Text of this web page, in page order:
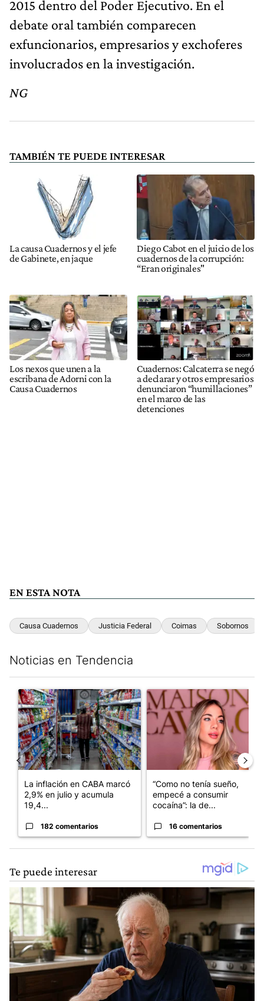
2015 dentro del Poder Ejecutivo. En el
debate oral también comparecen
exfuncionarios, empresarios y exchoferes
involucrados en la investigación.
NG
TAMBIÉN TE PUEDE INTERESAR
La causa Cuadernos y el jefe
de Gabinete, en jaque
Diego Cabot en el juicio de los
cuadernos de la corrupción:
“Eran originales"
Los nexos que unen a la
escribana de Adorni con la
Causa Cuadernos
Cuadernos: Calcaterra se negó
a declarar y otros empresarios
denunciaron “humillaciones”
en el marco de las
detenciones
EN ESTA NOTA
Causa Cuadernos Justicia Federal Coimas Sobornos
Noticias en Tendencia
Un artículo de tendencia con el título "La inflación en CABA
La inflación en CABA marcó
2,9% en julio y acumula
19,4...
182 comentarios
Un artículo de tendencia con
“Como no tenía sueño,
empecé a consumir
cocaína”: la de...
16 comentarios